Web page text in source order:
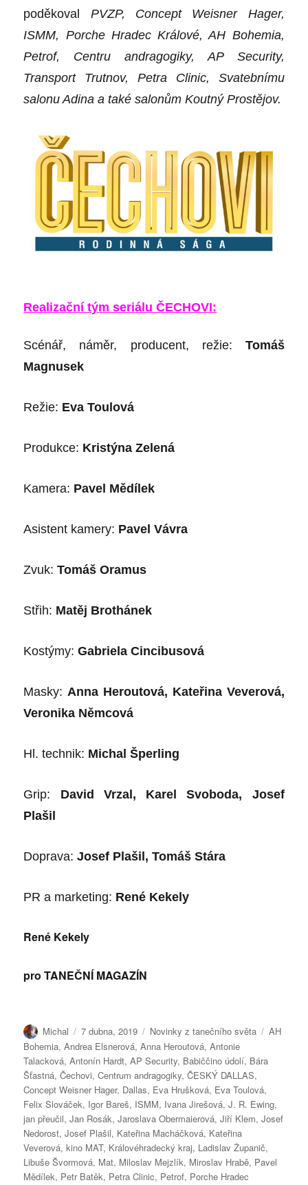
poděkoval PVZP, Concept Weisner Hager,
ISMM, Porche Hradec Králové, AH Bohemia,
Petrof, Centru andragogiky, AP Security,
Transport Trutnov, Petra Clinic, Svatebnímu
salonu Adina a také salonům Koutný Prostějov.
Realizační tým seriálu ČECHOVI:
Scénář, náměr, producent, režie: Tomáš
Magnusek
Režie: Eva Toulová
Produkce: Kristýna Zelená
Kamera: Pavel Mědílek
Asistent kamery: Pavel Vávra
Zvuk:Tomáš Oramus
Střih: Matěj Brothánek
Kostýmy:Gabriela Cincibusová
Masky: Anna Heroutová, Kateřina Veverová,
Veronika Němcová
Hl. technik: Michal Šperling
Grip: David Vrzal, Karel Svoboda, Josef
Plašil
Doprava:Josef Plašil, Tomáš Stára
PR a marketing: René Kekely
René Kekely
pro TANEČNÍ MAGAZÍN
Autor:
Michal Publikováno:
7 dubna, 2019 Rubriky:
Novinky z tanečního světa Štítky:
AH
Bohemia,Andrea Elsnerová,Anna Heroutová,Antonie
Talacková,Antonín Hardt,AP Security, Babiččino údolí, Bára
Šťastná,Čechovi,Centrum andragogiky,ČESKÝ DALLAS,
Concept Weisner Hager, Dallas, Eva Hrušková, Eva Toulová,
Felix Slováček, Igor Bareš, ISMM, Ivana Jirešová,J. R. Ewing,
jan přeučil,Jan Rosák,Jaroslava Obermaierová,Jiří Klem,Josef
Nedorost,Josef Plašil, Kateřina Macháčková, Kateřina
Veverová,kino MAT, Královéhradecký kraj, Ladislav Županič,
Libuše Švormová, Mat, Miloslav Mejzlík, Miroslav Hrabě, Pavel
Mědílek, Petr Batěk, Petra Clinic, Petrof, Porche Hradec